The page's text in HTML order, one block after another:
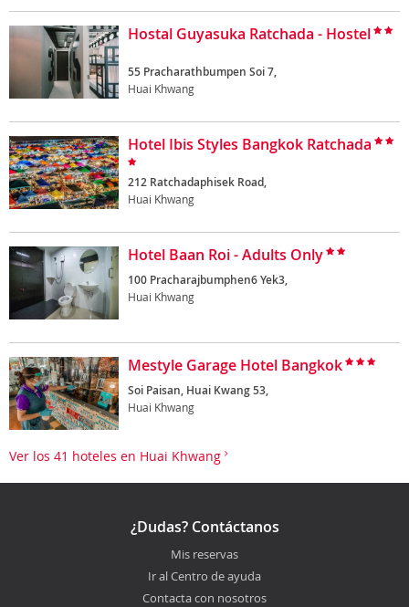
Hostal Guyasuka Ratchada - Hostel
55 Pracharathbumpen Soi 7,
Huai Khwang
Hotel Ibis Styles Bangkok Ratchada
212 Ratchadaphisek Road,
Huai Khwang
Hotel Baan Roi - Adults Only
100 Pracharajbumphen6 Yek3,
Huai Khwang
Mestyle Garage Hotel Bangkok
Soi Paisan, Huai Kwang 53,
Huai Khwang
Ver los 41 hoteles en Huai Khwang
¿Dudas? Contáctanos
Mis reservas
Ir al Centro de ayuda
Contacta con nosotros